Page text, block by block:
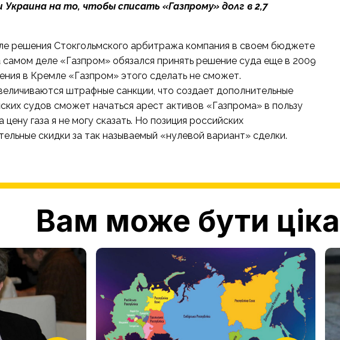
на то, чтобы списать «Газпрому» долг в 2,7
решения Стокгольмского арбитража компания в своем бюджете
деле «Газпром» обязался принять решение суда еще в 2009
в Кремле «Газпром» этого сделать не сможет.
штрафные санкции, что создает дополнительные
судов сможет начаться арест активов «Газпрома» в пользу
газа я не могу сказать. Но позиция российских
скидки за так называемый «нулевой вариант» сделки.
Вам може бути